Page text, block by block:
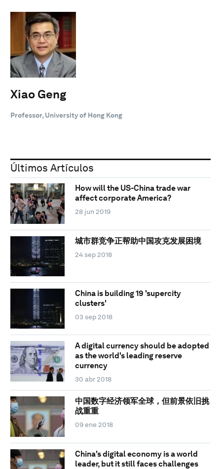
Xiao Geng
Professor, University of Hong Kong
Últimos Artículos
How will the US-China trade war
affect corporate America?
28 jun 2019
城市群竞争正帮助中国攻克发展困境
24 sep 2018
China is building 19 'supercity
clusters'
03 sep 2018
A digital currency should be adopted
as the world's leading reserve
currency
30 abr 2018
中国数字经济领军全球，但前景依旧挑
战重重
09 ene 2018
China's digital economy is a world
leader, but it still faces challenges